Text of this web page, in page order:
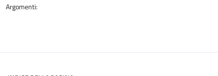
Argomenti: